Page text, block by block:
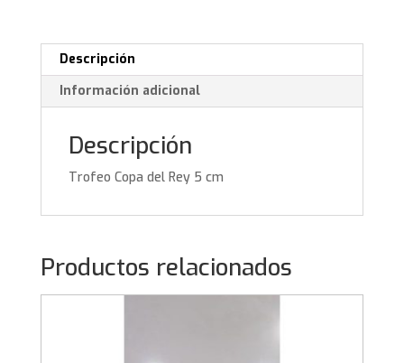
Descripción
Información adicional
Descripción
Trofeo Copa del Rey 5 cm
Productos relacionados